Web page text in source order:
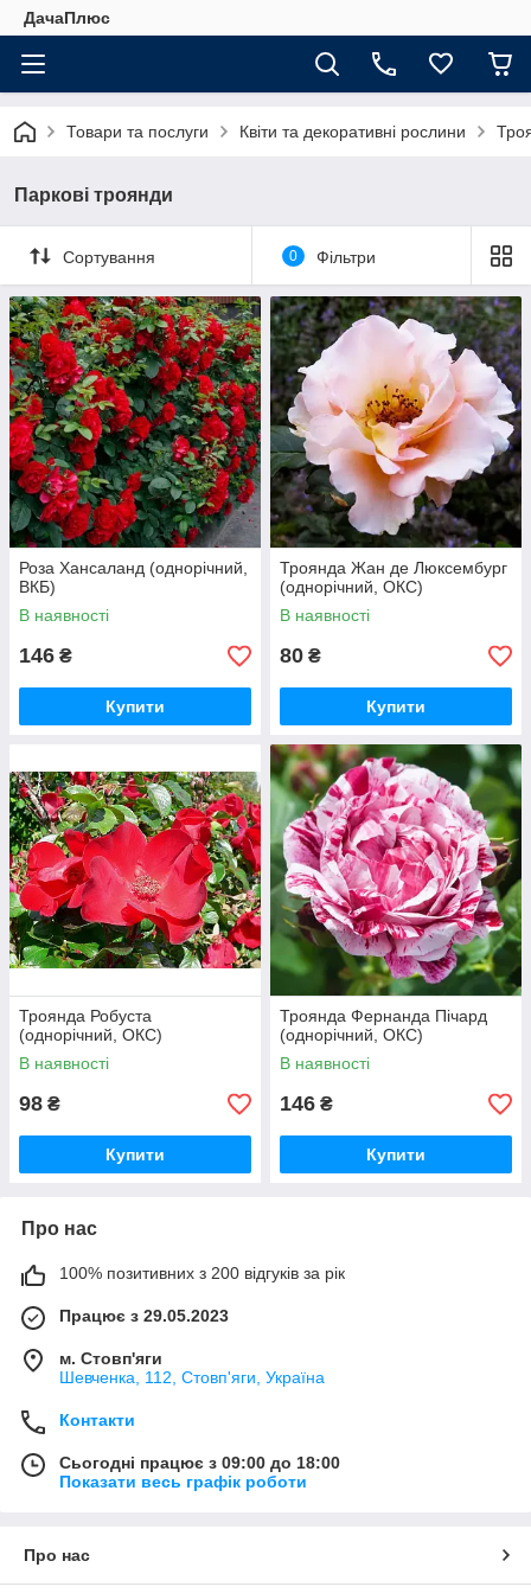
ДачаПлюс
Товари та послуги Квіти та декоративні рослини
Паркові троянди
Сортування 0 Фільтри
Роза Хансаланд (однорічний,
ВКБ)
В наявності
146 ₴
Купити
Троянда Жан де Люксембург
(однорічний, ОКС)
В наявності
80 ₴
Купити
Троянда Робуста
(однорічний, ОКС)
В наявності
98 ₴
Купити
Троянда Фернанда Пічард
(однорічний, ОКС)
В наявності
146 ₴
Купити
Про нас
100% позитивних з 200 відгуків за рік
Працює з 29.05.2023
м. Стовп'яги
Шевченка, 112, Стовп'яги, Україна
Контакти
Сьогодні працює з 09:00 до 18:00
Показати весь графік роботи
Про нас